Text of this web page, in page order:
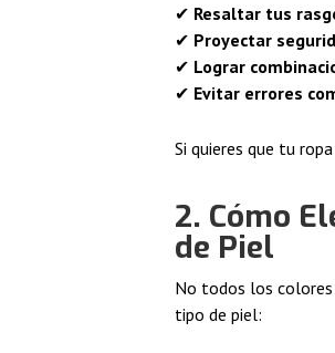
✔ Resaltar tus
✔ Proyectar
✔ Lograr
✔ Evitar errores
Si quieres que tu
2. Cómo
de Piel
No todos los
tipo de piel: